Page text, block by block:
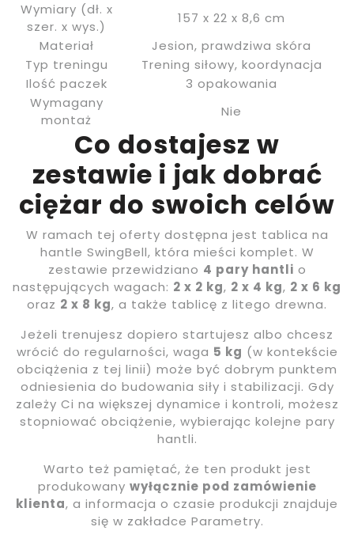
Wymiary (dł. x
szer. x wys.)
157 x 22 x 8,6 cm
Materiał
Jesion, prawdziwa skóra
Typ treningu
Trening siłowy, koordynacja
Ilość paczek
3 opakowania
Wymagany
montaż
Nie
Co dostajesz w
zestawie i jak dobrać
ciężar do swoich celów
W ramach tej oferty dostępna jest tablica na
hantle SwingBell, która mieści komplet. W
zestawie przewidziano 4 pary hantli o
następujących wagach: 2 x 2 kg, 2 x 4 kg, 2 x 6 kg
oraz 2 x 8 kg, a także tablicę z litego drewna.
Jeżeli trenujesz dopiero startujesz albo chcesz
wrócić do regularności, waga 5 kg (w kontekście
obciążenia z tej linii) może być dobrym punktem
odniesienia do budowania siły i stabilizacji. Gdy
zależy Ci na większej dynamice i kontroli, możesz
stopniować obciążenie, wybierając kolejne pary
hantli.
Warto też pamiętać, że ten produkt jest
produkowany wyłącznie pod zamówienie
klienta, a informacja o czasie produkcji znajduje
się w zakładce Parametry.